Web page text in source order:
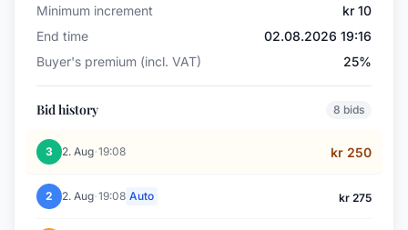
Minimum increment
kr 10
End time
02.08.2026 19:16
Buyer's premium (incl. VAT)
25%
Bid history 8 bids
3 2. Aug·19:08 kr 250
2 2. Aug·19:08 Auto kr 275